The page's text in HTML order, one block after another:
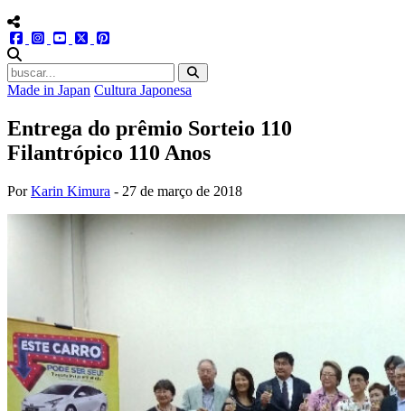
menu redes social
facebookinstagram
youtube
twitter
Made in Japan Cultura Japonesa
Entrega do prêmio Sorteio 110
Filantrópico 110 Anos
PorKarin Kimura - 27 de março de 2018